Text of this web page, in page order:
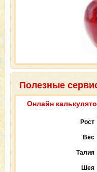
Полезные
Онлайн
Рост
Вес
Талия
Шея